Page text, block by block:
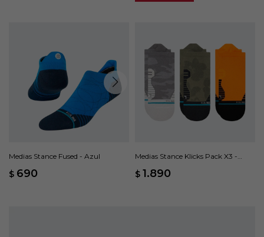
Medias Stance Fused - Azul
$ 690
Medias Stance Klicks Pack X3 -
$ 1.890